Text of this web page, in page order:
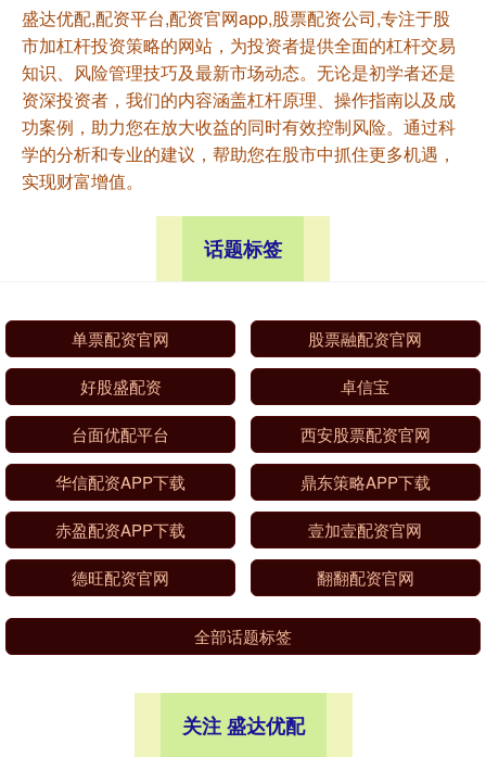
盛达优配,配资平台,配资官网app,股票配资公司,专注于股
市加杠杆投资策略的网站，为投资者提供全面的杠杆交易
知识、风险管理技巧及最新市场动态。无论是初学者还是
资深投资者，我们的内容涵盖杠杆原理、操作指南以及成
功案例，助力您在放大收益的同时有效控制风险。通过科
学的分析和专业的建议，帮助您在股市中抓住更多机遇，
实现财富增值。
话题标签
单票配资官网 股票融配资官网
好股盛配资 卓信宝
台面优配平台 西安股票配资官网
华信配资APP下载 鼎东策略APP下载
赤盈配资APP下载 壹加壹配资官网
德旺配资官网 翻翻配资官网
全部话题标签
关注 盛达优配